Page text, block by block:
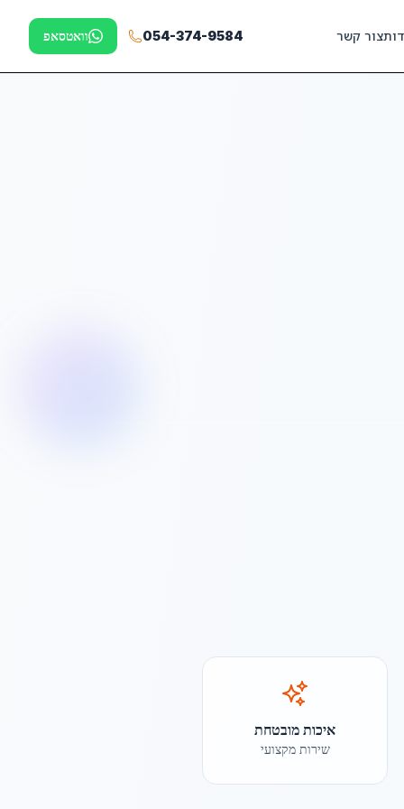
צור קשר 054-374-9584 וואטסאפ
איכות מובטחת
שירות מקצועי